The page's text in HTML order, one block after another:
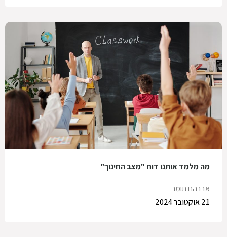
מה מלמד אותנו דוח "מצב החינוך"
אברהם תומר
21 אוקטובר 2024